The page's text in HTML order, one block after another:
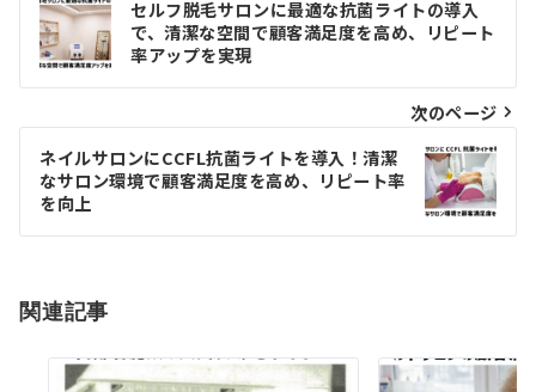
稿
ナ
ビ
ゲ
ー
シ
ン
セルフ脱毛サロンに最適な抗菌ライトの導入
で、清潔な空間で顧客満足度を高め、リピート
率アップを実現
次のページ
ネイルサロンにCCFL抗菌ライトを導入！清潔
なサロン環境で顧客満足度を高め、リピート率
を向上
関連記事